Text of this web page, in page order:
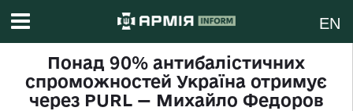
EN
Понад 90% антибалістичних
спроможностей Україна отримує
через PURL — Михайло Федоров